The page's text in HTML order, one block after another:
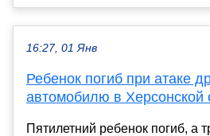
16:27, 01 Янв
Ребенок погиб при атаке
автомобилю в Херсонской
Пятилетний ребенок погиб, а